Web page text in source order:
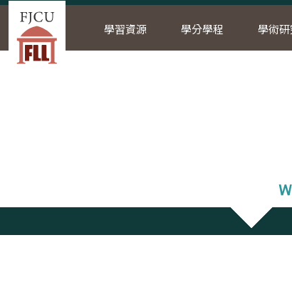
學習資源 學分學程 學術研